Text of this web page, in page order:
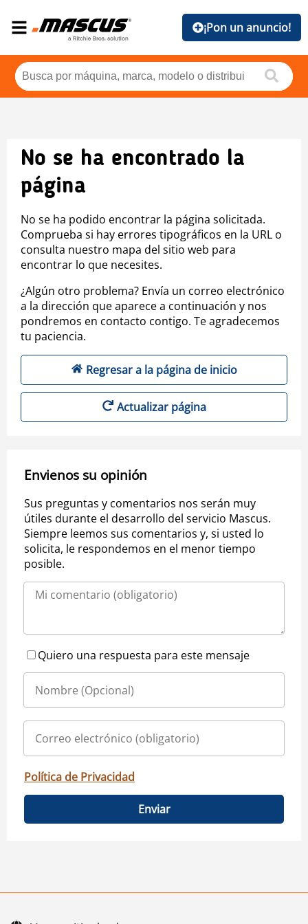
¡Pon un anuncio!
No se ha encontrado la
página
No se ha podido encontrar la página solicitada.
Comprueba si hay errores tipográficos en la URL o
consulta nuestro mapa del sitio web para
encontrar lo que necesites.
¿Algún otro problema? Envía un correo electrónico
a la dirección que aparece a continuación y nos
pondremos en contacto contigo. Te agradecemos
tu paciencia.
Regresar a la página de inicio
Actualizar página
Envienos su opinión
Sus preguntas y comentarios nos serán muy
útiles durante el desarrollo del servicio Mascus.
Siempre leemos sus comentarios y, si usted lo
solicita, le respondemos en el menor tiempo
posible.
Quiero una respuesta para este mensaje
Política de Privacidad
Enviar